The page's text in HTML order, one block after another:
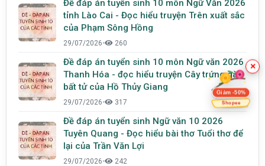
Đề đáp án tuyển sinh 10 môn Ngữ Văn 2026
tỉnh Lào Cai - Đọc hiểu truyện Trên xuất sắc
của Phạm Sông Hồng
29/07/2026• 260
Đề đáp án tuyển sinh 10 môn Ngữ văn 2026
Thanh Hóa - đọc hiểu truyện Cây trứng gà
bất tử của Hồ Thủy Giang
29/07/2026• 317
Đề đáp án tuyển sinh Ngữ văn 10 2026
Tuyên Quang - Đọc hiểu bài thơ Tuổi thơ để
lại của Trần Văn Lợi
29/07/2026• 242
×
Giảm -50%
Shopee